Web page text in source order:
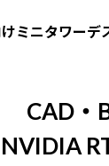
ミニタワーデ
CAD・
NVIDIA